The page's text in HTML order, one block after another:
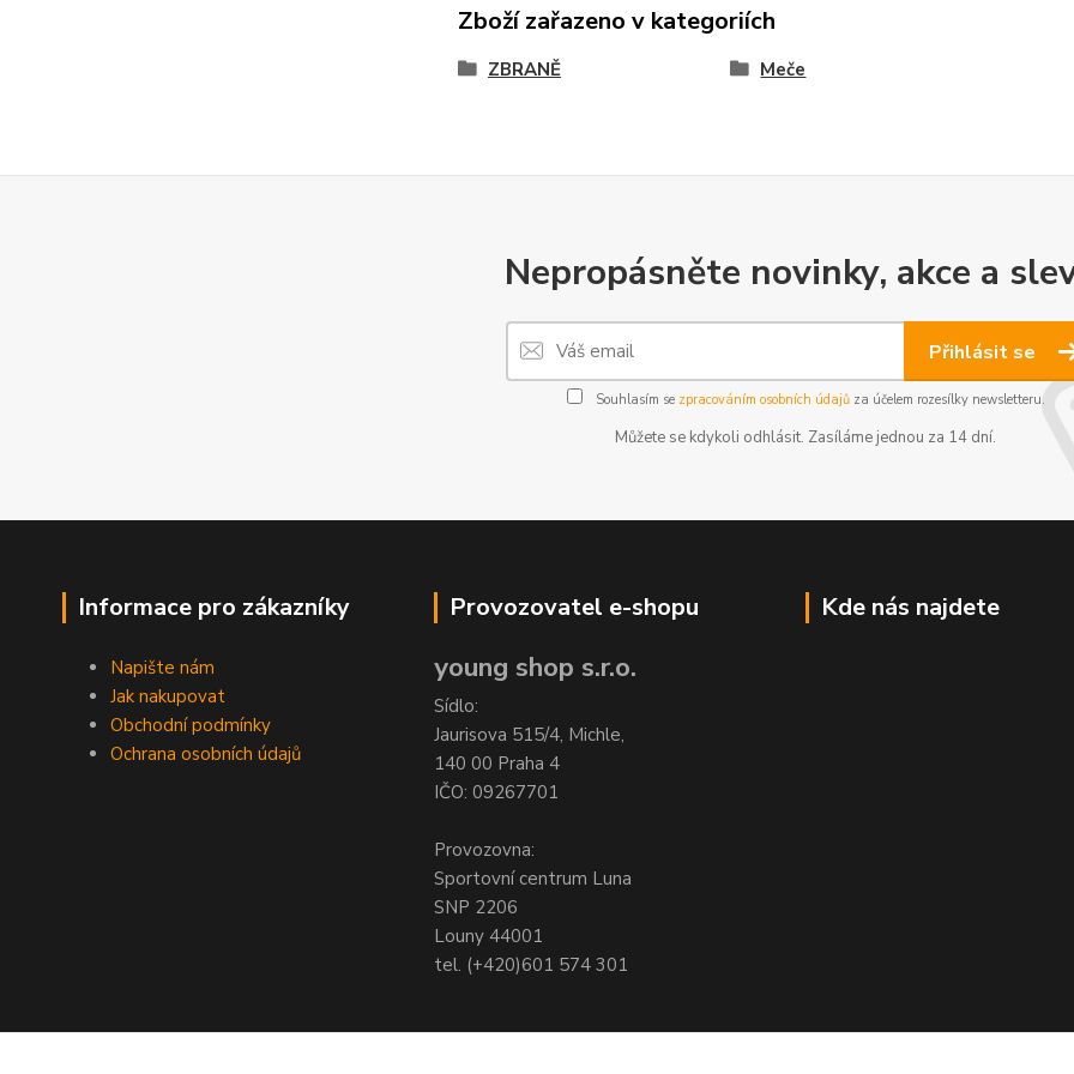
Zboží zařazeno v kategoriích
ZBRANĚ Meče
Nepropásněte novinky, akce a
Přihlásit se
Souhlasím se zpracováním osobních údajůza účelem rozesílky newsletteru.
Můžete se kdykoli odhlásit. Zasíláme jednou za 14 dní.
Informace pro zákazníky
Napište nám
Jak nakupovat
Obchodní podmínky
Ochrana osobních údajů
Provozovatel e-shopu
young shop s.r.o.
Sídlo:
Jaurisova 515/4, Michle,
140 00 Praha 4
IČO: 09267701
Provozovna:
Sportovní centrum Luna
SNP 2206
Louny 44001
tel. (+420)601 574 301
Kde nás najdete